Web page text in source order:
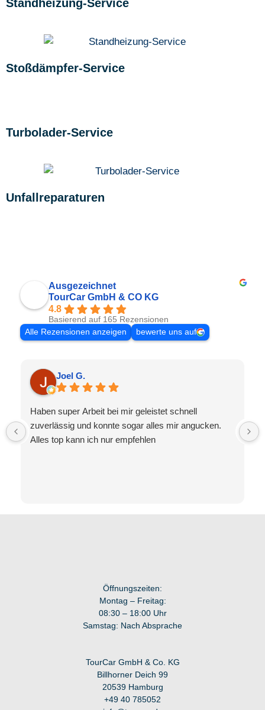
Standheizung-Service
Stoßdämpfer-Service
Turbolader-Service
Unfallreparaturen
Ausgezeichnet
TourCar GmbH & CO KG
4.8
Basierend auf 165 Rezensionen
Alle Rezensionen anzeigen
bewerte uns auf
Joel G.
Haben super Arbeit bei mir geleistet schnell
zuverlässig und konnte sogar alles mir angucken.
Alles top kann ich nur empfehlen
Öffnungszeiten:
Montag – Freitag:
08:30 – 18:00 Uhr
Samstag: Nach Absprache
TourCar GmbH & Co. KG
Billhorner Deich 99
20539 Hamburg
+49 40 785052